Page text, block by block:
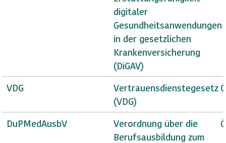
digitaler
Gesundheitsanwendungen
in der gesetzlichen
Krankenversicherung
(DiGAV)
VDG
Vertrauensdienstegesetz
(VDG)
DuPMedAusbV
Verordnung über die
Berufsausbildung zum